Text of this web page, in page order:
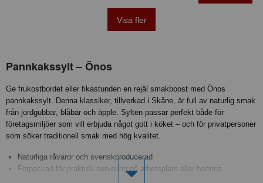
Visa fler
Pannkakssylt – Önos
Ge frukostbordet eller fikastunden en rejäl smakboost med Önos
pannkakssylt. Denna klassiker, tillverkad i Skåne, är full av naturlig smak
från jordgubbar, blåbär och äpple. Sylten passar perfekt både för
företagsmiljöer som vill erbjuda något gott i köket – och för privatpersoner
som söker traditionell smak med hög kvalitet.
Naturliga råvaror och svenskproducerad
Förpackad för praktisk servering på arbetsplats eller hemma